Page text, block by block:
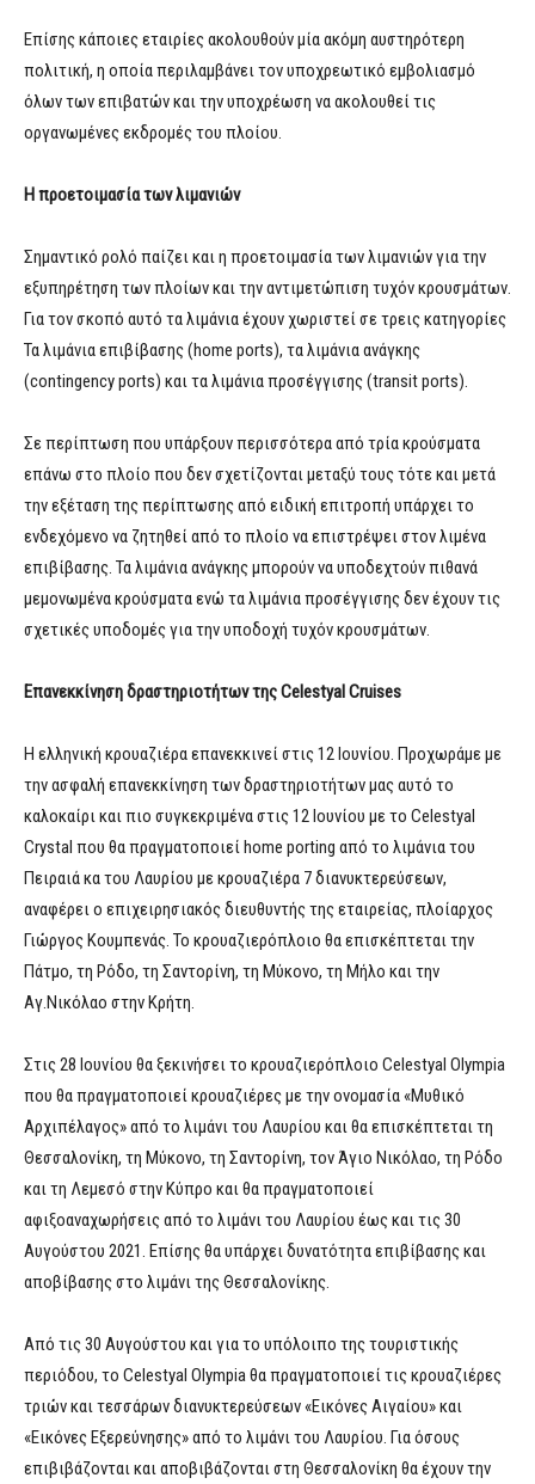
Επίσης κάποιες εταιρίες ακολουθούν μία ακόμη αυστηρότερη
πολιτική, η οποία περιλαμβάνει τον υποχρεωτικό εμβολιασμό
όλων των επιβατών και την υποχρέωση να ακολουθεί τις
οργανωμένες εκδρομές του πλοίου.
Η προετοιμασία των λιμανιών
Σημαντικό ρολό παίζει και η προετοιμασία των λιμανιών για την
εξυπηρέτηση των πλοίων και την αντιμετώπιση τυχόν κρουσμάτων.
Για τον σκοπό αυτό τα λιμάνια έχουν χωριστεί σε τρεις κατηγορίες
Τα λιμάνια επιβίβασης (home ports), τα λιμάνια ανάγκης
(contingency ports) και τα λιμάνια προσέγγισης (transit ports).
Σε περίπτωση που υπάρξουν περισσότερα από τρία κρούσματα
επάνω στο πλοίο που δεν σχετίζονται μεταξύ τους τότε και μετά
την εξέταση της περίπτωσης από ειδική επιτροπή υπάρχει το
ενδεχόμενο να ζητηθεί από το πλοίο να επιστρέψει στον λιμένα
επιβίβασης. Τα λιμάνια ανάγκης μπορούν να υποδεχτούν πιθανά
μεμονωμένα κρούσματα ενώ τα λιμάνια προσέγγισης δεν έχουν τις
σχετικές υποδομές για την υποδοχή τυχόν κρουσμάτων.
Επανεκκίνηση δραστηριοτήτων της Celestyal Cruises
Η ελληνική κρουαζιέρα επανεκκινεί στις 12 Ιουνίου. Προχωράμε με
την ασφαλή επανεκκίνηση των δραστηριοτήτων μας αυτό το
καλοκαίρι και πιο συγκεκριμένα στις 12 Ιουνίου με τo Celestyal
Crystal που θα πραγματοποιεί home porting από το λιμάνια του
Πειραιά κα του Λαυρίου με κρουαζιέρα 7 διανυκτερεύσεων,
αναφέρει ο επιχειρησιακός διευθυντής της εταιρείας, πλοίαρχος
Γιώργος Κουμπενάς. Το κρουαζιερόπλοιο θα επισκέπτεται την
Πάτμο, τη Ρόδο, τη Σαντορίνη, τη Μύκονο, τη Μήλο και την
Αγ.Νικόλαο στην Κρήτη.
Στις 28 Ιουνίου θα ξεκινήσει το κρουαζιερόπλοιο Celestyal Olympia
που θα πραγματοποιεί κρουαζιέρες με την ονομασία «Μυθικό
Αρχιπέλαγος» από το λιμάνι του Λαυρίου και θα επισκέπτεται τη
Θεσσαλονίκη, τη Μύκονο, τη Σαντορίνη, τον Άγιο Νικόλαο, τη Ρόδο
και τη Λεμεσό στην Κύπρο και θα πραγματοποιεί
αφιξοαναχωρήσεις από το λιμάνι του Λαυρίου έως και τις 30
Αυγούστου 2021. Επίσης θα υπάρχει δυνατότητα επιβίβασης και
αποβίβασης στο λιμάνι της Θεσσαλονίκης.
Από τις 30 Αυγούστου και για το υπόλοιπο της τουριστικής
περιόδου, το Celestyal Olympia θα πραγματοποιεί τις κρουαζιέρες
τριών και τεσσάρων διανυκτερεύσεων «Εικόνες Αιγαίου» και
«Εικόνες Εξερεύνησης» από το λιμάνι του Λαυρίου. Για όσους
επιβιβάζονται και αποβιβάζονται στη Θεσσαλονίκη θα έχουν την